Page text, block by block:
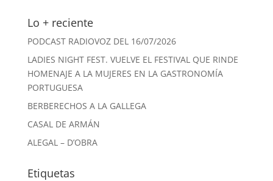
Lo + reciente
PODCAST RADIOVOZ DEL 16/07/2026
LADIES NIGHT FEST. VUELVE EL FESTIVAL QUE RINDE
HOMENAJE A LA MUJERES EN LA GASTRONOMÍA
PORTUGUESA
BERBERECHOS A LA GALLEGA
CASAL DE ARMÁN
ALEGAL – D’OBRA
Etiquetas